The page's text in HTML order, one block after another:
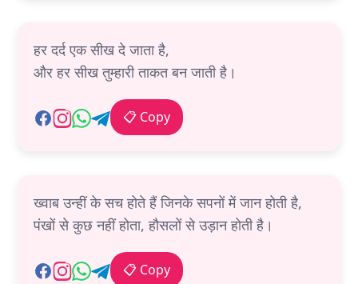
हर दर्द एक सीख दे जाता है,
और हर सीख तुम्हारी ताकत बन जाती है।
📋 Copy
ख्वाब उन्हीं के सच होते हैं जिनके सपनों में जान होती है,
पंखों से कुछ नहीं होता, हौसलों से उड़ान होती है।
📋 Copy